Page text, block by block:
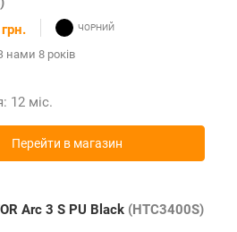
грн.
нами 8 років
12 міс.
Перейти в магазин
Arc 3 S PU Black (HTC3400S)